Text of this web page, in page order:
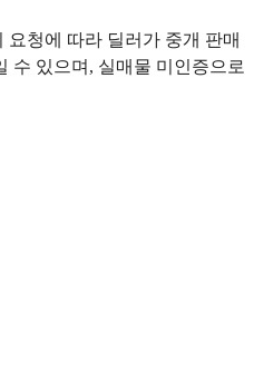
청에 따라 딜러가 중개 판매
수 있으며, 실매물 미인증으로